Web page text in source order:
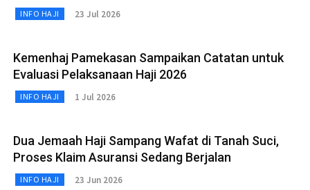
INFO HAJI 23 Jul 2026
Kemenhaj Pamekasan Sampaikan Catatan untuk
Evaluasi Pelaksanaan Haji 2026
INFO HAJI 1 Jul 2026
Dua Jemaah Haji Sampang Wafat di Tanah Suci,
Proses Klaim Asuransi Sedang Berjalan
INFO HAJI 23 Jun 2026